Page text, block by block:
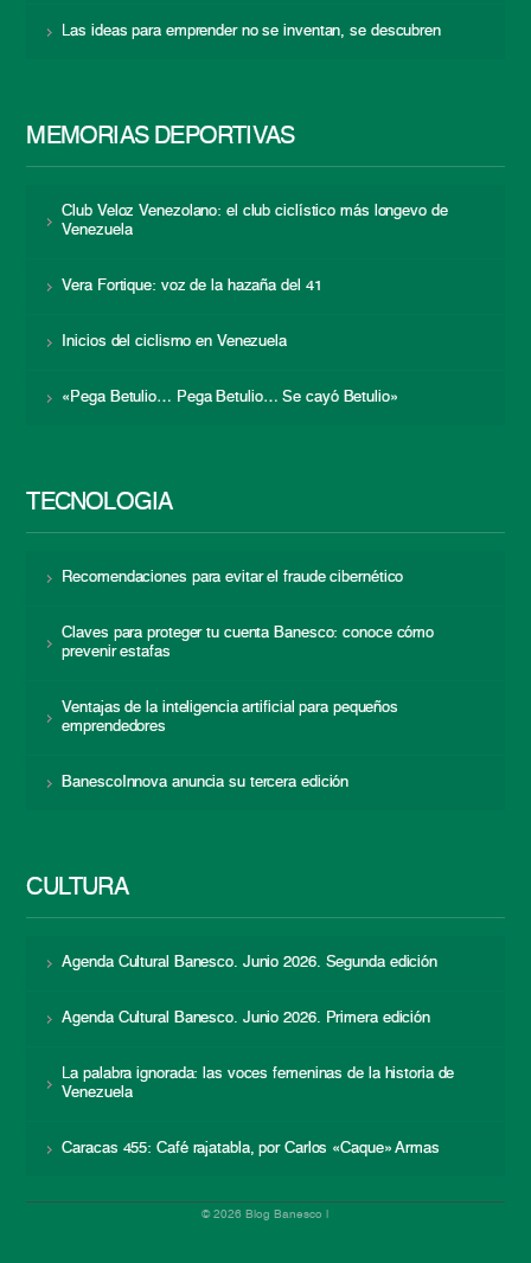
Las ideas para emprender no se inventan, se descubren
MEMORIAS DEPORTIVAS
Club Veloz Venezolano: el club ciclístico más longevo de
Venezuela
Vera Fortique: voz de la hazaña del 41
Inicios del ciclismo en Venezuela
«Pega Betulio… Pega Betulio… Se cayó Betulio»
TECNOLOGÍA
Recomendaciones para evitar el fraude cibernético
Claves para proteger tu cuenta Banesco: conoce cómo
prevenir estafas
Ventajas de la inteligencia artificial para pequeños
emprendedores
BanescoInnova anuncia su tercera edición
CULTURA
Agenda Cultural Banesco. Junio 2026. Segunda edición
Agenda Cultural Banesco. Junio 2026. Primera edición
La palabra ignorada: las voces femeninas de la historia de
Venezuela
Caracas 455: Café rajatabla, por Carlos «Caque» Armas
© 2026 Blog Banesco |